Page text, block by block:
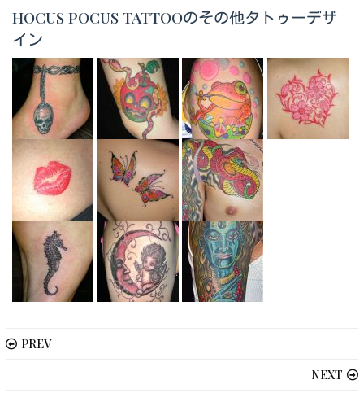
HOCUS POCUS TATTOOのその他タトゥーデザ
イン
PREV
NEXT